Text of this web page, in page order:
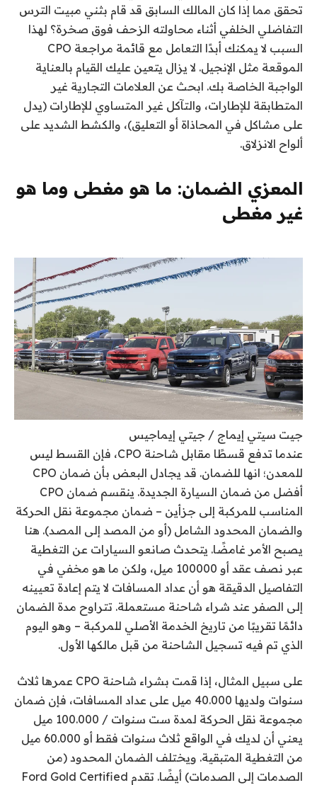
تحقق مما إذا كان المالك السابق قد قام بثني مبيت الترس
التفاضلي الخلفي أثناء محاولته الزحف فوق صخرة؟ لهذا
السبب لا يمكنك أبدًا التعامل مع قائمة مراجعة CPO
الموقعة مثل الإنجيل. لا يزال يتعين عليك القيام بالعناية
الواجبة الخاصة بك. ابحث عن العلامات التجارية غير
المتطابقة للإطارات، والتآكل غير المتساوي للإطارات (يدل
على مشاكل في المحاذاة أو التعليق)، والكشط الشديد على
ألواح الانزلاق.
المعزي الضمان: ما هو مغطى وما هو
غير مغطى
جيت سيتي إيماج / جيتي إيماجيس
عندما تدفع قسطًا مقابل شاحنة CPO، فإن القسط ليس
للمعدن؛ انها للضمان. قد يجادل البعض بأن ضمان CPO
أفضل من ضمان السيارة الجديدة. ينقسم ضمان CPO
المناسب للمركبة إلى جزأين – ضمان مجموعة نقل الحركة
والضمان المحدود الشامل (أو من المصد إلى المصد). هنا
يصبح الأمر غامضًا. يتحدث صانعو السيارات عن التغطية
عبر نصف عقد أو 100000 ميل، ولكن ما هو مخفي في
التفاصيل الدقيقة هو أن عداد المسافات لا يتم إعادة تعيينه
إلى الصفر عند شراء شاحنة مستعملة. تتراوح مدة الضمان
دائمًا تقريبًا من تاريخ الخدمة الأصلي للمركبة – وهو اليوم
الذي تم فيه تسجيل الشاحنة من قبل مالكها الأول.
على سبيل المثال، إذا قمت بشراء شاحنة CPO عمرها ثلاث
سنوات ولديها 40.000 ميل على عداد المسافات، فإن ضمان
مجموعة نقل الحركة لمدة ست سنوات / 100.000 ميل
يعني أن لديك في الواقع ثلاث سنوات فقط أو 60.000 ميل
من التغطية المتبقية. ويختلف الضمان المحدود (من
الصدمات إلى الصدمات) أيضًا. تقدم Ford Gold Certified